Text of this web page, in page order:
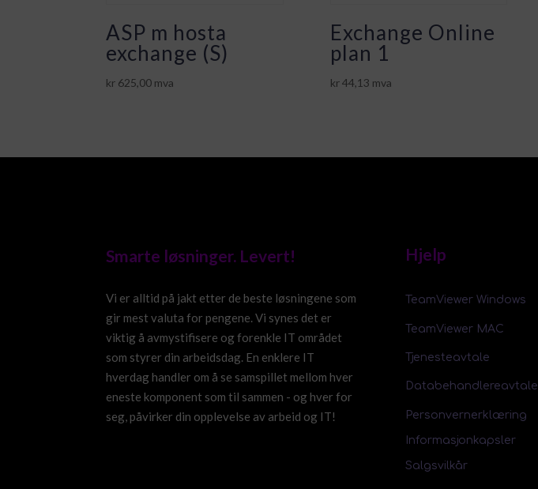
ASP m hosta
exchange (S)
kr 625,00 mva
Exchange Online
plan 1
kr44,13 mva
Smarte løsninger. Levert!
Vi er alltid på jakt etter de beste løsningene som
gir mest valuta for pengene. Vi synes det er
viktig å avmystifisere og forenkle IT området
som styrer din arbeidsdag. En enklere IT
hverdag handler om å se samspillet mellom hver
eneste komponent som til sammen - og hver for
seg, påvirker din opplevelse av arbeid og IT!
Hjelp
TeamViewer Windows
TeamViewer MAC
Tjenesteavtale
Databehandlereavtale
Personvernerklæring
Informasjonkapsler
Salgsvilkår